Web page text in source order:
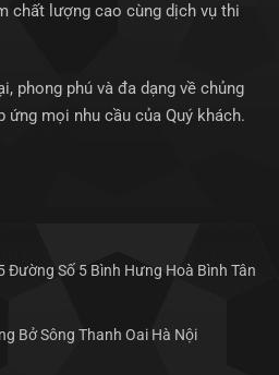
chất lượng cao cùng dịch vụ thi
phong phú và đa dạng về chủng
ứng mọi nhu cầu của Quý khách.
Đường Số 5 Bình Hưng Hoà Bình Tân
Bở Sông Thanh Oai Hà Nội